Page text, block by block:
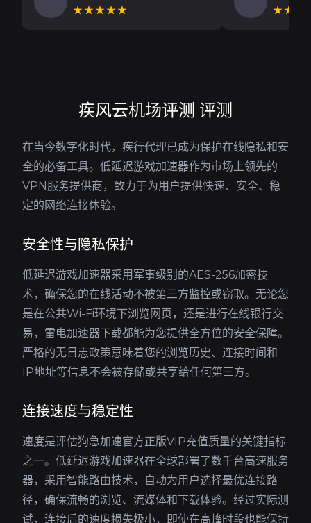
★★★★★
疾风云机场评测 评测
在当今数字化时代，疾行代理已成为保护在线隐私和安
全的必备工具。低延迟游戏加速器作为市场上领先的
VPN服务提供商，致力于为用户提供快速、安全、稳
定的网络连接体验。
安全性与隐私保护
低延迟游戏加速器采用军事级别的AES-256加密技
术，确保您的在线活动不被第三方监控或窃取。无论您
是在公共Wi-Fi环境下浏览网页，还是进行在线银行交
易，雷电加速器下载都能为您提供全方位的安全保障。
严格的无日志政策意味着您的浏览历史、连接时间和
IP地址等信息不会被存储或共享给任何第三方。
连接速度与稳定性
速度是评估狗急加速官方正版VIP充值质量的关键指标
之一。低延迟游戏加速器在全球部署了数千台高速服务
器，采用智能路由技术，自动为用户选择最优连接路
径，确保流畅的浏览、流媒体和下载体验。经过实际测
试，连接后的速度损失极小，即使在高峰时段也能保持